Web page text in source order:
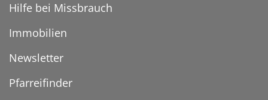
Hilfe bei Missbrauch
Immobilien
Newsletter
Pfarreifinder